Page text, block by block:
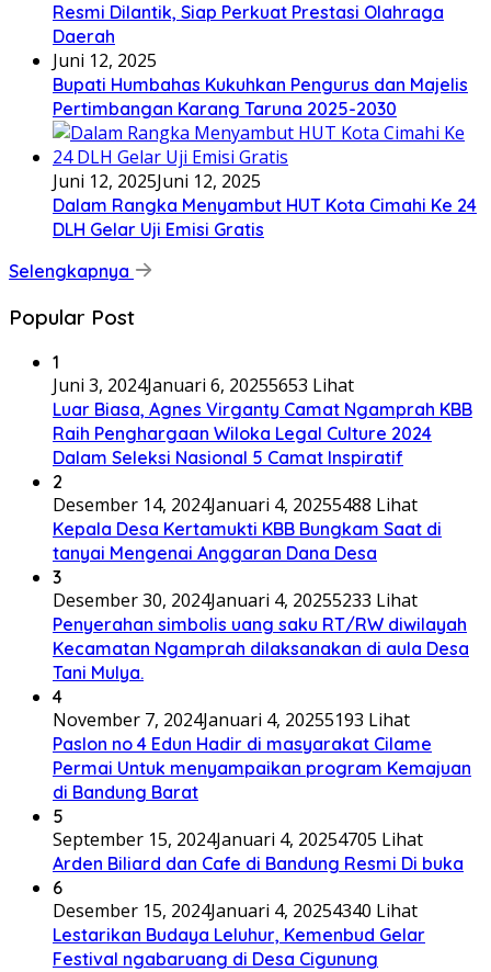
Resmi Dilantik, Siap Perkuat Prestasi Olahraga
Daerah
Juni 12, 2025
Bupati Humbahas Kukuhkan Pengurus dan Majelis
Pertimbangan Karang Taruna 2025-2030
Juni 12, 2025Juni 12, 2025
Dalam Rangka Menyambut HUT Kota Cimahi Ke 24
DLH Gelar Uji Emisi Gratis
Selengkapnya
Popular Post
1
Juni 3, 2024Januari 6, 20255653 Lihat
Luar Biasa, Agnes Virganty Camat Ngamprah KBB
Raih Penghargaan Wiloka Legal Culture 2024
Dalam Seleksi Nasional 5 Camat Inspiratif
2
Desember 14, 2024Januari 4, 20255488 Lihat
Kepala Desa Kertamukti KBB Bungkam Saat di
tanyai Mengenai Anggaran Dana Desa
3
Desember 30, 2024Januari 4, 20255233 Lihat
Penyerahan simbolis uang saku RT/RW diwilayah
Kecamatan Ngamprah dilaksanakan di aula Desa
Tani Mulya.
4
November 7, 2024Januari 4, 20255193 Lihat
Paslon no 4 Edun Hadir di masyarakat Cilame
Permai Untuk menyampaikan program Kemajuan
di Bandung Barat
5
September 15, 2024Januari 4, 20254705 Lihat
Arden Biliard dan Cafe di Bandung Resmi Di buka
6
Desember 15, 2024Januari 4, 20254340 Lihat
Lestarikan Budaya Leluhur, Kemenbud Gelar
Festival ngabaruang di Desa Cigunung